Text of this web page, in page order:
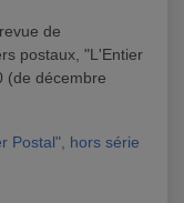
de
postaux, "L'Entier
(de décembre
Postal", hors série